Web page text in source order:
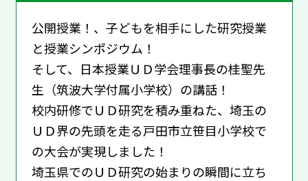
公開授業！、子どもを相手にした研究授業
と授業シンポジウム！
そして、日本授業ＵＤ学会理事長の桂聖先
生（筑波大学付属小学校）の講話！
校内研修でＵＤ研究を積み重ねた、埼玉の
ＵＤ界の先頭を走る戸田市立笹目小学校で
の大会が実現しました！
埼玉県でのＵＤ研究の始まりの瞬間に立ち